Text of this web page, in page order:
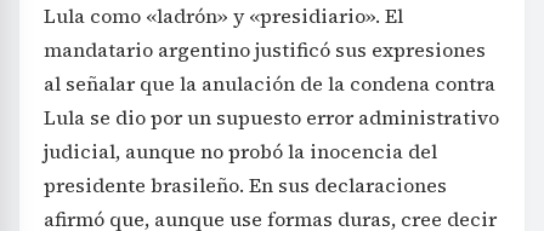
Lula como «ladrón» y «presidiario». El
mandatario argentino justificó sus expresiones
al señalar que la anulación de la condena contra
Lula se dio por un supuesto error administrativo
judicial, aunque no probó la inocencia del
presidente brasileño. En sus declaraciones
afirmó que, aunque use formas duras, cree decir